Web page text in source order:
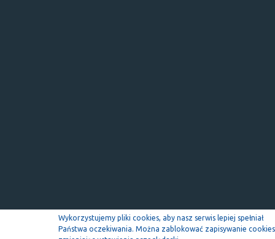
Wykorzystujemy pliki cookies, aby nasz serwis lepiej spełniał
Państwa oczekiwania. Można zablokować zapisywanie